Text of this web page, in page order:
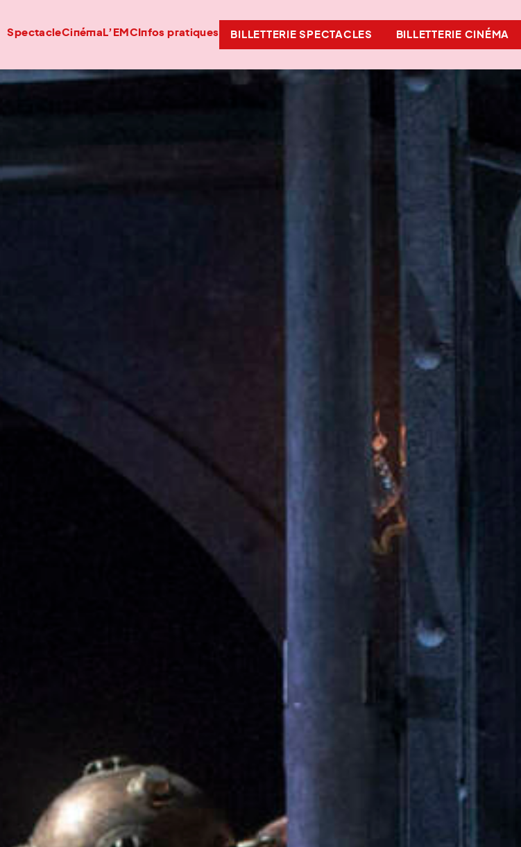
SpectacleCinéma L’EMC Infos pratiques BILLETTERIE SPECTACLES BILLETTERIE CINÉMA